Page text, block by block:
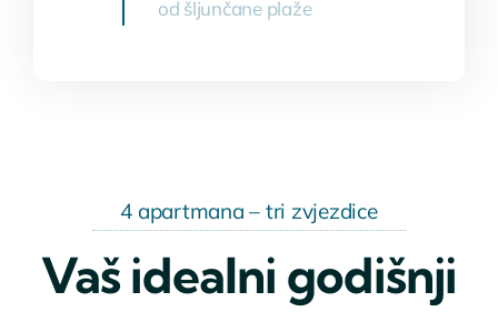
od šljunčane plaže
4 apartmana – tri zvjezdice
Vaš idealni godišnji